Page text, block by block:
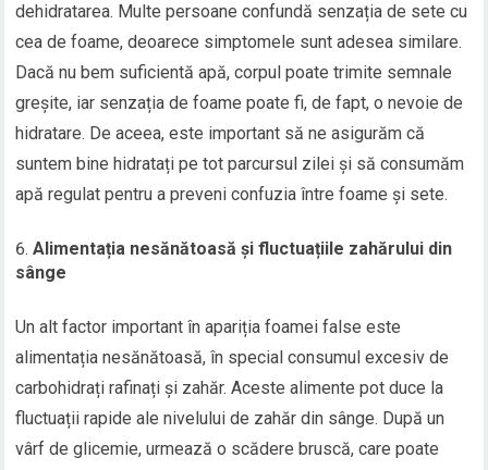
dehidratarea. Multe persoane confundă senzația de sete cu
cea de foame, deoarece simptomele sunt adesea similare.
Dacă nu bem suficientă apă, corpul poate trimite semnale
greșite, iar senzația de foame poate fi, de fapt, o nevoie de
hidratare. De aceea, este important să ne asigurăm că
suntem bine hidratați pe tot parcursul zilei și să consumăm
apă regulat pentru a preveni confuzia între foame și sete.
Alimentația nesănătoasă și fluctuațiile zahărului din
sânge
Un alt factor important în apariția foamei false este
alimentația nesănătoasă, în special consumul excesiv de
carbohidrați rafinați și zahăr. Aceste alimente pot duce la
fluctuații rapide ale nivelului de zahăr din sânge. După un
vârf de glicemie, urmează o scădere bruscă, care poate